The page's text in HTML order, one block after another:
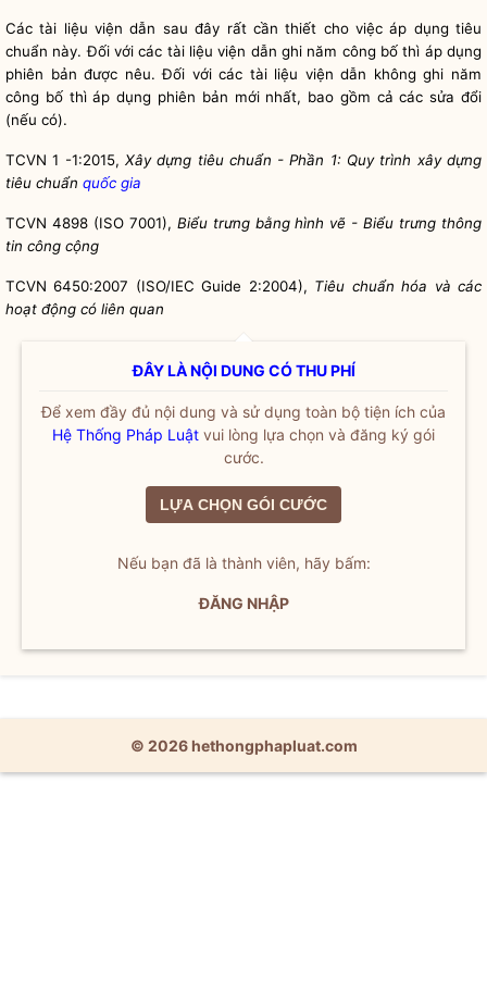
Các tài liệu viện dẫn sau đây rất cần thiết cho việc áp dụng tiêu
chuẩn này. Đối với các tài liệu viện dẫn ghi năm công bố thì áp dụng
phiên bản được nêu. Đối với các tài liệu viện dẫn không ghi năm
công bố thì áp dụng phiên bản mới nhất, bao gồm cả các sửa đổi
(nếu có).
TCVN 1 -1:2015, Xây dựng tiêu chuẩn - Phần 1: Quy trình xây dựng
tiêu chuẩn quốc gia
TCVN 4898 (ISO 7001), Biểu trưng bằng hình vẽ - Biểu trưng thông
tin công cộng
TCVN 6450:2007 (ISO/IECGuide 2:2004), Tiêu chuẩn hóa và các
hoạt động có liên quan
ĐÂY LÀ NỘI DUNG CÓ THU PHÍ
Để xem đầy đủ nội dung và sử dụng toàn bộ tiện ích của
Hệ Thống Pháp Luật vui lòng lựa chọn và đăng ký gói
cước.
LỰA CHỌN GÓI CƯỚC
Nếu bạn đã là thành viên, hãy bấm:
ĐĂNG NHẬP
© 2026 hethongphapluat.com